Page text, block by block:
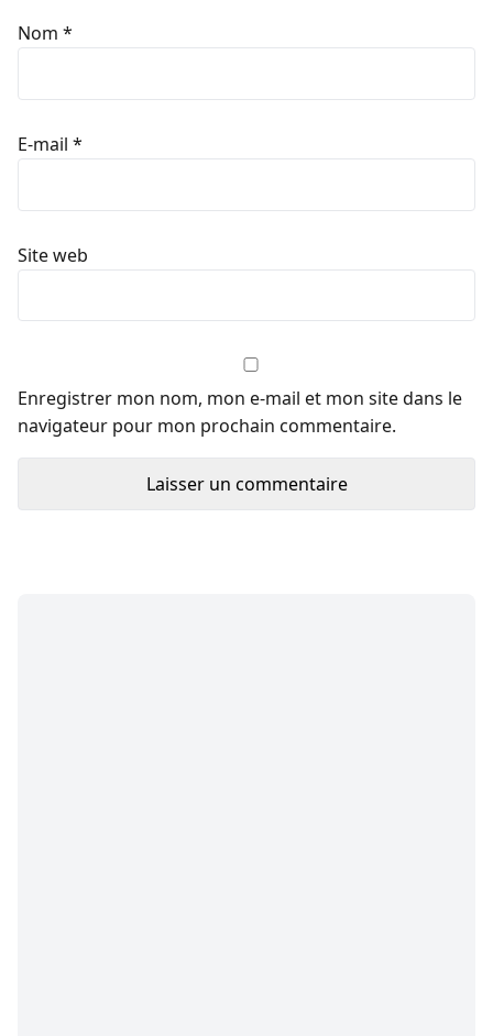
Nom *
E-mail *
Site web
Enregistrer mon nom, mon e-mail et mon site dans le
navigateur pour mon prochain commentaire.